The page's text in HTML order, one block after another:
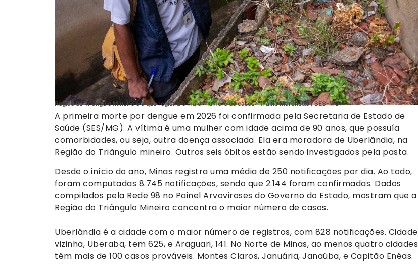
Região do Triângulo Mineiro é a que registra o maior número de casos - (Fábio Marchetto / SES-MG)
A primeira morte por dengue em 2026 foi confirmada pela Secretaria de Estado de
Saúde (SES/MG). A vítima é uma mulher com idade acima de 90 anos, que possuía
comorbidades, ou seja, outra doença associada. Ela era moradora de Uberlândia, na
Região do Triângulo mineiro. Outros seis óbitos estão sendo investigados pela pasta.
Desde o início do ano, Minas registra uma média de 250 notificações por dia. Ao todo,
foram computadas 8.745 notificações, sendo que 2.144 foram confirmadas. Dados
compilados pela Rede 98 no Painel Arvoviroses do Governo do Estado, mostram que a
Região do Triângulo Mineiro concentra o maior número de casos.
Uberlândia é a cidade com o maior número de registros, com 828 notificações. Cidade
vizinha, Uberaba, tem 625, e Araguari, 141. No Norte de Minas, ao menos quatro cidades
têm mais de 100 casos prováveis. Montes Claros, Januária, Janaúba, e Capitão Enéas.